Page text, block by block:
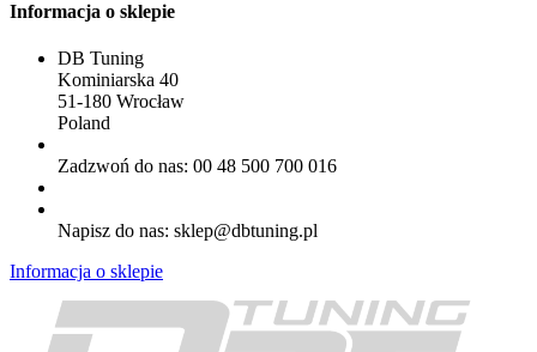
Informacja o sklepie
DB Tuning
Kominiarska 40
51-180 Wrocław
Poland
Zadzwoń do nas: 00 48 500 700 016
Napisz do nas: sklep@dbtuning.pl
Informacja o sklepie